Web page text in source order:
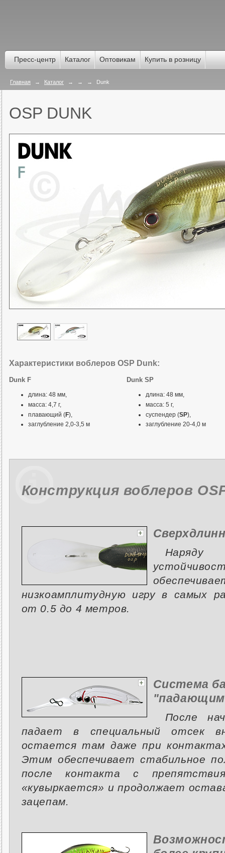
Пресс-центр Каталог Оптовикам Купить в розницу
Главная → Каталог → → → Dunk
OSP DUNK
Характеристики воблеров OSP Dunk:
Dunk F
длина: 48 мм,
масса: 4,7 г,
плавающий (F),
заглубление 2,0-3,5 м
Dunk SP
длина: 48 мм,
масса: 5 г,
суспендер (SP),
заглубление 20-4,0 м
Конструкция воблеров
Наряду
низкоамплитудную игру в самых
от 0.5 до 4 метров.
Система
После
падает в специальный отсек
остается там даже при
Этим обеспечивает стабильное
после контакта с
«кувыркается» и продолжает
зацепам.